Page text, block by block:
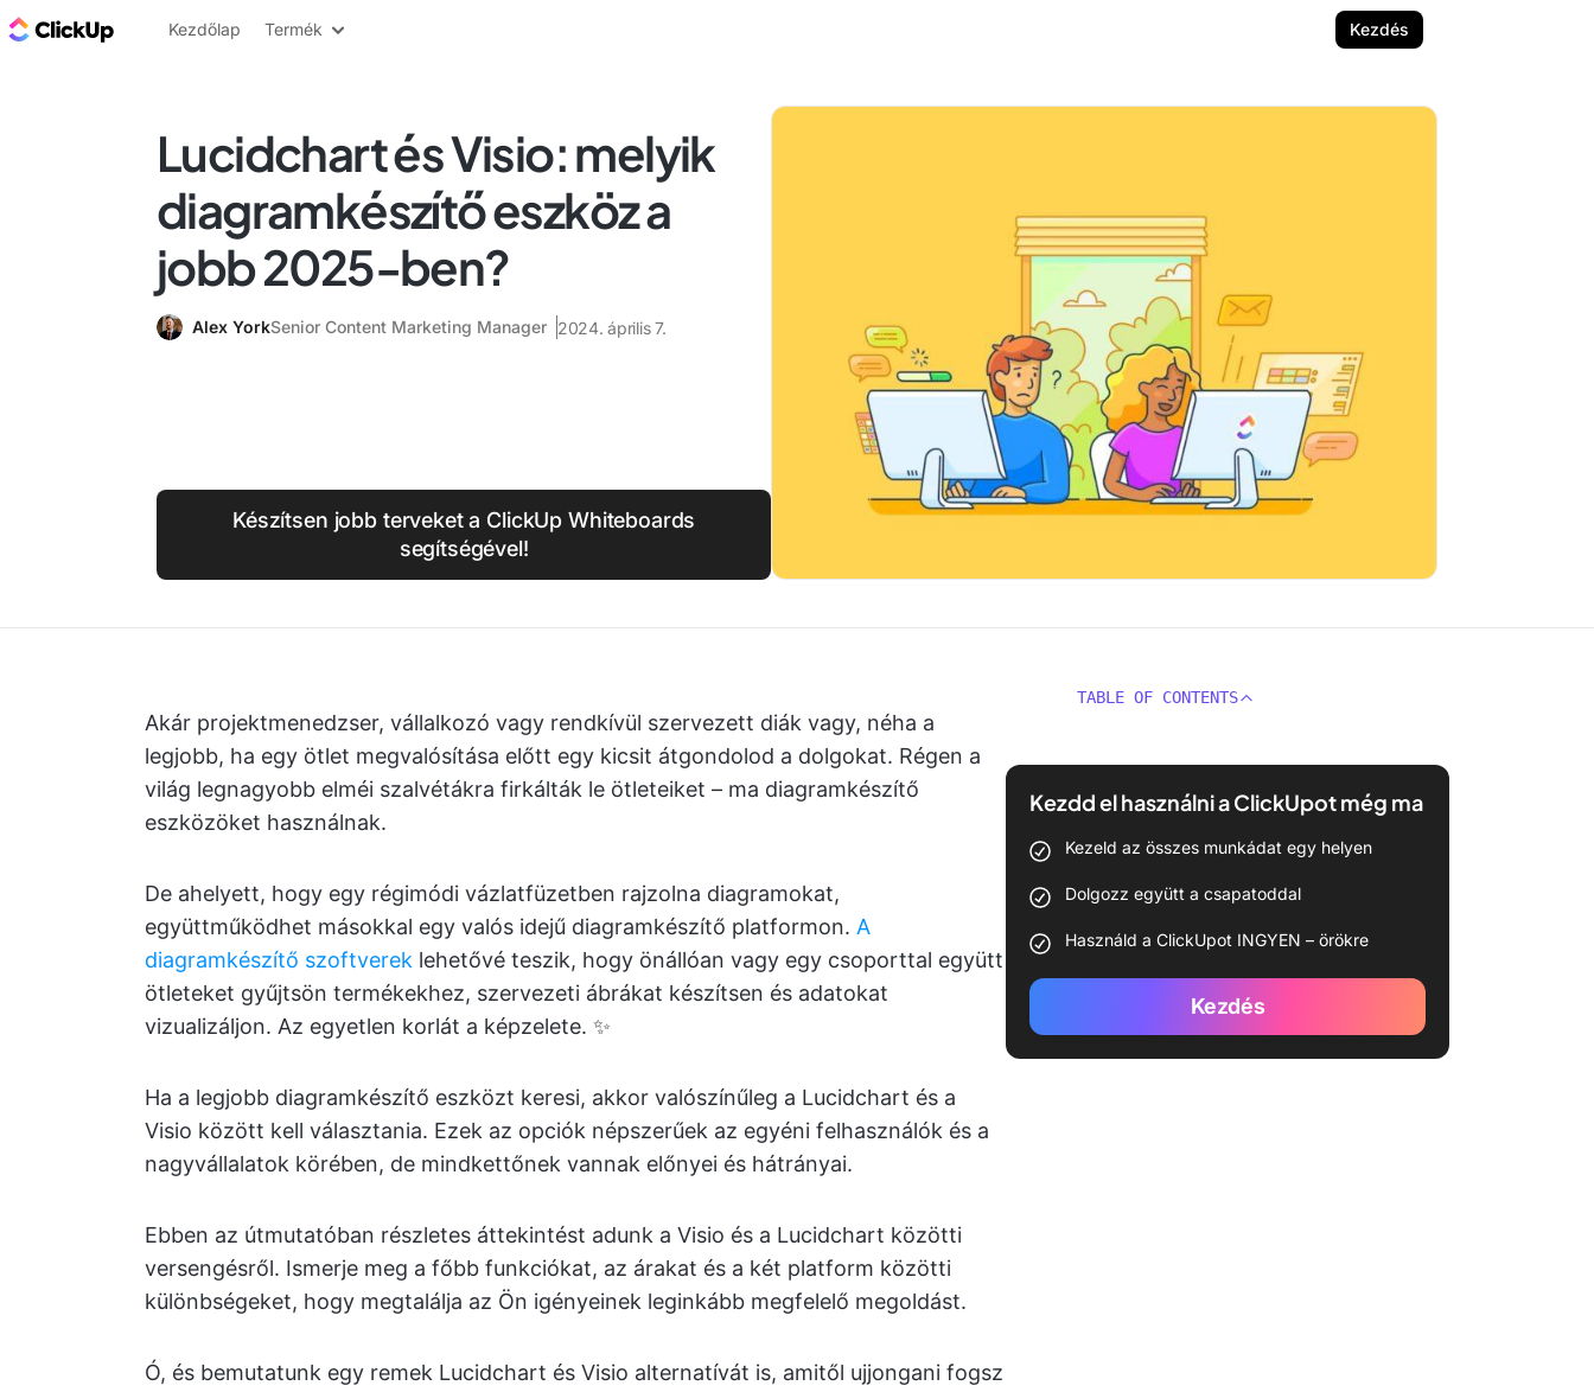
ClickUp blog
Kezdőlap Termék Kezdés
Lucidchart és Visio: melyik
diagramkészítő eszköz a
jobb 2025-ben?
Alex YorkSenior Content Marketing Manager 2024. április 7.
Készítsen jobb terveket a ClickUp Whiteboards
segítségével!
Akár projektmenedzser, vállalkozó vagy rendkívül szervezett diák vagy, néha a
legjobb, ha egy ötlet megvalósítása előtt egy kicsit átgondolod a dolgokat. Régen a
világ legnagyobb elméi szalvétákra firkálták le ötleteiket – ma diagramkészítő
eszközöket használnak.
De ahelyett, hogy egy régimódi vázlatfüzetben rajzolna diagramokat,
együttműködhet másokkal egy valós idejű diagramkészítő platformon. A
diagramkészítő szoftverek lehetővé teszik, hogy önállóan vagy egy csoporttal együtt
ötleteket gyűjtsön termékekhez, szervezeti ábrákat készítsen és adatokat
vizualizáljon. Az egyetlen korlát a képzelete. ✨
Ha a legjobb diagramkészítő eszközt keresi, akkor valószínűleg a Lucidchart és a
Visio között kell választania. Ezek az opciók népszerűek az egyéni felhasználók és a
nagyvállalatok körében, de mindkettőnek vannak előnyei és hátrányai.
Ebben az útmutatóban részletes áttekintést adunk a Visio és a Lucidchart közötti
versengésről. Ismerje meg a főbb funkciókat, az árakat és a két platform közötti
különbségeket, hogy megtalálja az Ön igényeinek leginkább megfelelő megoldást.
Ó, és bemutatunk egy remek Lucidchart és Visio alternatívát is, amitől ujjongani fogsz
TABLE OF CONTENTS
Kezdd el használni a ClickUpot még ma
Kezeld az összes munkádat egy helyen
Dolgozz együtt a csapatoddal
Használd a ClickUpot INGYEN – örökre
Kezdés